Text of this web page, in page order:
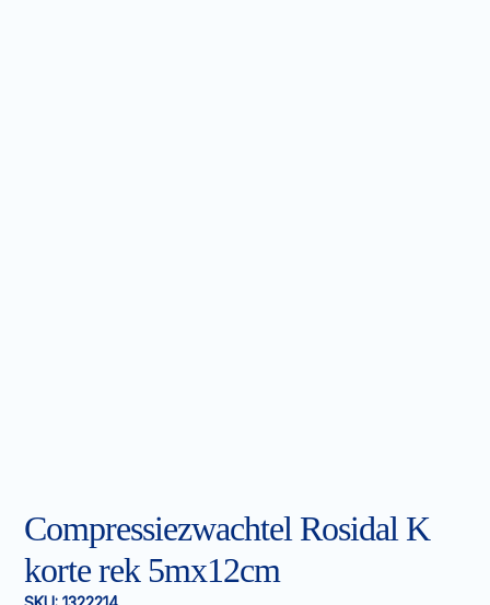
Compressiezwachtel Rosidal K
korte rek 5mx12cm